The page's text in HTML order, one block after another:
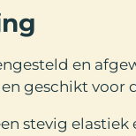
en
geschikt voor
stevig elastiek